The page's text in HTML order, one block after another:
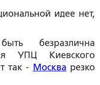
идее нет,
безразлична
УПЦ Киевского
так - Москва резко